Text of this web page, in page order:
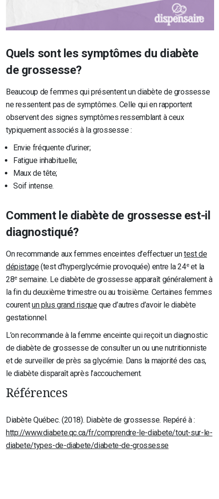
Quels sont les symptômes du diabète
de grossesse?
Beaucoup de femmes qui présentent un diabète de grossesse
ne ressentent pas de symptômes. Celle qui en rapportent
observent des signes symptômes ressemblant à ceux
typiquement associés à la grossesse :
Envie fréquente d’uriner;
Fatigue inhabituelle;
Maux de tête;
Soif intense.
Comment le diabète de grossesse est-il
diagnostiqué?
On recommande aux femmes enceintes d’effectuer untest de
dépistage(test d’hyperglycémie provoquée) entre la 24eet la
28esemaine. Le diabète de grossesse apparaît généralement à
la fin du deuxième trimestre ou au troisième. Certaines femmes
courentun plus grand risqueque d’autres d’avoir le diabète
gestationnel.
L’on recommande à la femme enceinte qui reçoit un diagnostic
de diabète de grossesse de consulter un ou une nutritionniste
et de surveiller de près sa glycémie. Dans la majorité des cas,
le diabète disparaît après l’accouchement.
Références
Diabète Québec. (2018). Diabète de grossesse. Repéré à :
http://www.diabete.qc.ca/fr/comprendre-le-diabete/tout-sur-le-
diabete/types-de-diabete/diabete-de-grossesse